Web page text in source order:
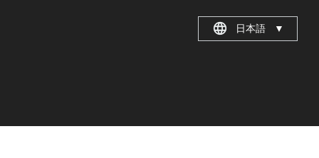
日本語 ▼